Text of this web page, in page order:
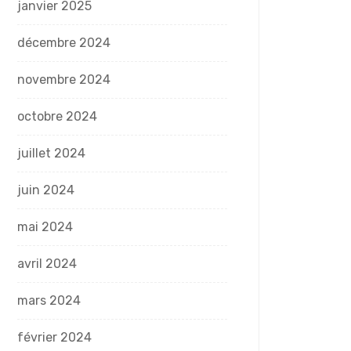
janvier 2025
décembre 2024
novembre 2024
octobre 2024
juillet 2024
juin 2024
mai 2024
avril 2024
mars 2024
février 2024